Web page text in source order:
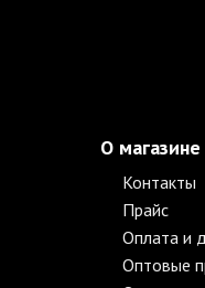
О магазине
Контакты
Прайс
Оплата и
Оптовые